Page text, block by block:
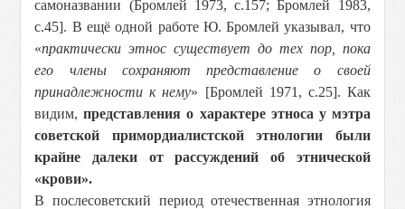
самоназвании (Бромлей 1973, с.157; Бромлей 1983,
с.45]. В ещё одной работе Ю. Бромлей указывал, что
«практически этнос существует до тех пор, пока
его члены сохраняют представление о своей
принадлежности к нему» [Бромлей 1971, с.25]. Как
видим,представления о характере этноса у мэтра
советской примордиалистской этнологии были
крайне далеки от рассуждений об этнической
«крови».
В послесоветский период отечественная этнология